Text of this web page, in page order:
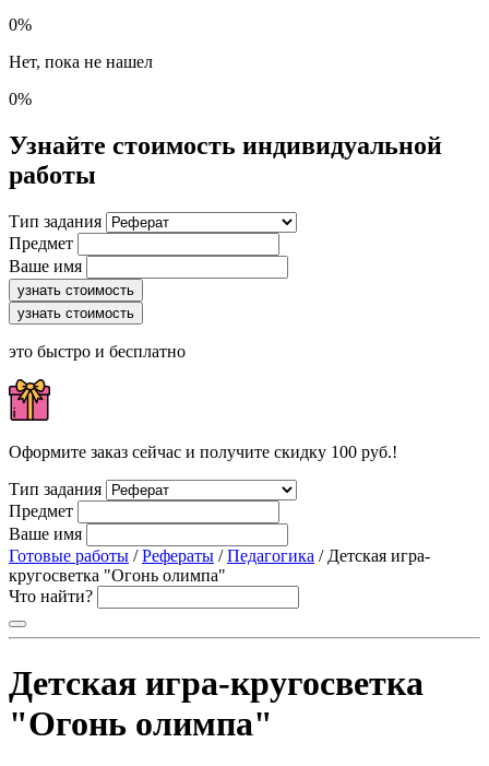
0%
Нет, пока не нашел
0%
Узнайте стоимость индивидуальной
работы
Тип задания
Предмет
Ваше имя
узнать стоимость
узнать стоимость
это быстро и бесплатно
Оформите заказ сейчас и получите скидку 100 руб.!
Тип задания
Предмет
Ваше имя
Готовые работы /Рефераты /Педагогика / Детская игра-
кругосветка "Огонь олимпа"
Что найти?
Детская игра-кругосветка
"Огонь олимпа"